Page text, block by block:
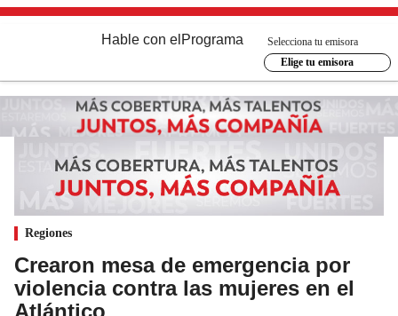
Hable con el Programa
Selecciona tu emisora
Elige tu emisora
Regiones
Crearon mesa de emergencia por
violencia contra las mujeres en el
Atlántico